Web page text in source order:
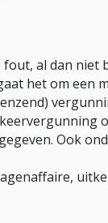
al dan niet
het om een
Ook